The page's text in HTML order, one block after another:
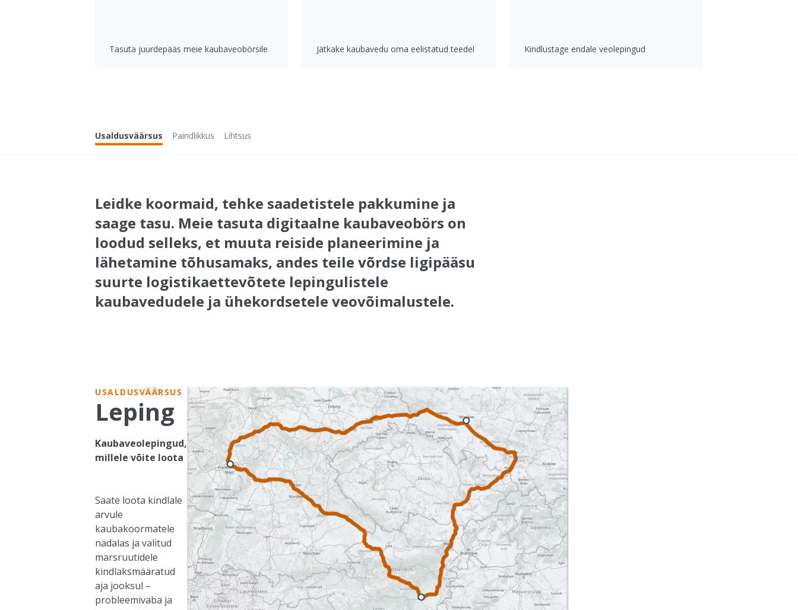
Tasuta juurdepääs meie kaubaveobörsile Jätkake kaubavedu oma eelistatud teedel Kindlustage endale veolepingud
Usaldusväärsus Paindlikkus Lihtsus
Leidke koormaid, tehke saadetistele pakkumine ja
saage tasu. Meie tasuta digitaalne kaubaveobörs on
loodud selleks, et muuta reiside planeerimine ja
lähetamine tõhusamaks, andes teile võrdse ligipääsu
suurte logistikaettevõtete lepingulistele
kaubavedudele ja ühekordsetele veovõimalustele.
USALDUSVÄÄRSUS
Leping
Kaubaveolepingud,
millele võite loota
Saate loota kindlale
arvule
kaubakoormatele
nädalas ja valitud
marsruutidele
kindlaksmääratud
aja jooksul –
probleemivaba ja